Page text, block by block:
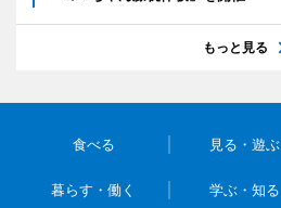
もっと見る
食べる 見る・遊ぶ
暮らす・働く 学ぶ・知る